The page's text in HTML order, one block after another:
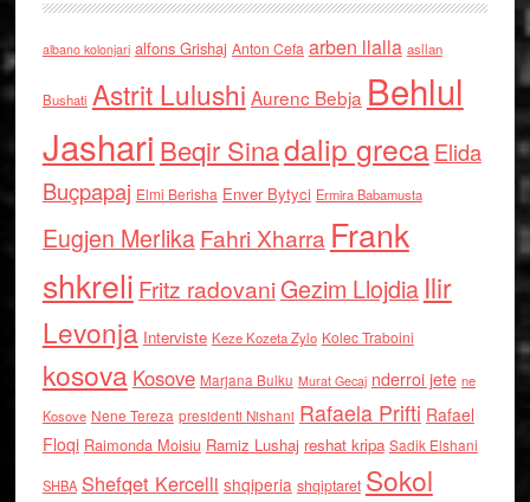
albano kolonjari alfons Grishaj Anton Cefa arben llalla asllan
Bushati Astrit Lulushi Aurenc Bebja Behlul
Jashari Beqir Sinadalip grecaElida
Buçpapaj Elmi Berisha Enver Bytyci Ermira Babamusta
Eugjen MerlikaFahri Xharra Frank
shkreli Fritz radovaniGezim Llojdia Ilir
Levonja Interviste Keze Kozeta Zylo Kolec Traboini
kosova Kosove Marjana Bulku Murat Gecaj nderroi jete ne
Kosove Nene Tereza presidenti Nishani Rafaela Prifti Rafael
Floqi Raimonda Moisiu Ramiz Lushaj reshat kripa Sadik Elshani
SHBA Shefqet Kercelli shqiperia shqiptaret Sokol